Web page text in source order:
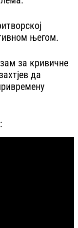
његом.
за кривичне
да